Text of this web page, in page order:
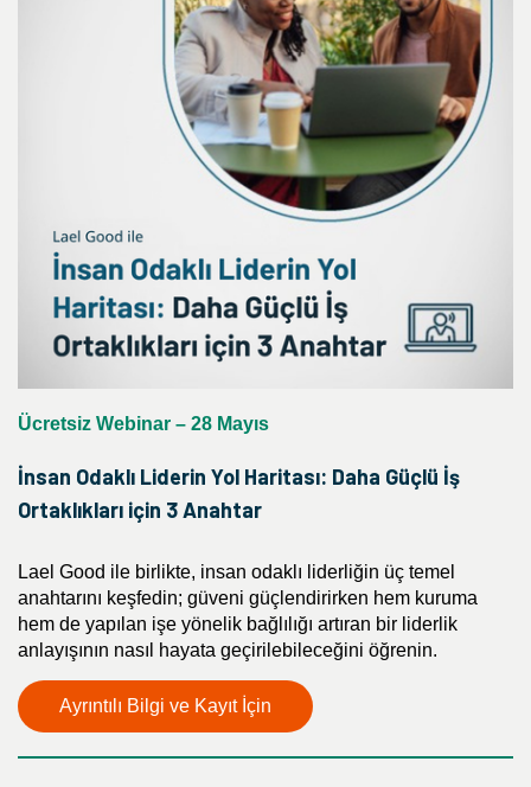
Ücretsiz Webinar – 28 Mayıs
İnsan Odaklı Liderin Yol Haritası: Daha Güçlü İş
Ortaklıkları için 3 Anahtar
Lael Good ile birlikte, insan odaklı liderliğin üç temel
anahtarını keşfedin; güveni güçlendirirken hem kuruma
hem de yapılan işe yönelik bağlılığı artıran bir liderlik
anlayışının nasıl hayata geçirilebileceğini öğrenin.
Ayrıntılı Bilgi ve Kayıt İçin